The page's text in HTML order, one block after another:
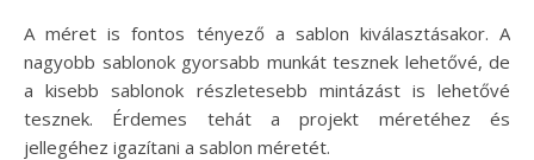
A méret is fontos tényező a sablon kiválasztásakor. A
nagyobb sablonok gyorsabb munkát tesznek lehetővé, de
a kisebb sablonok részletesebb mintázást is lehetővé
tesznek. Érdemes tehát a projekt méretéhez és
jellegéhez igazítani a sablon méretét.